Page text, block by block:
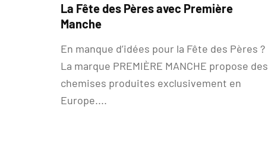
La Fête des Pères avec Première
Manche
En manque d’idées pour la Fête des Pères ?
La marque PREMIÈRE MANCHE propose des
chemises produites exclusivement en
Europe....